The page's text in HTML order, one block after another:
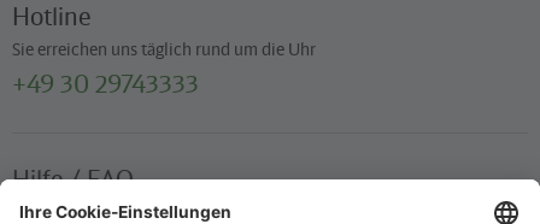
Hotline
Sie erreichen uns täglich rund um die Uhr
+49 30 29743333
Hilfe / FAQ
Die wichtigsten Antworten und Hilfestellungen für unterwegs